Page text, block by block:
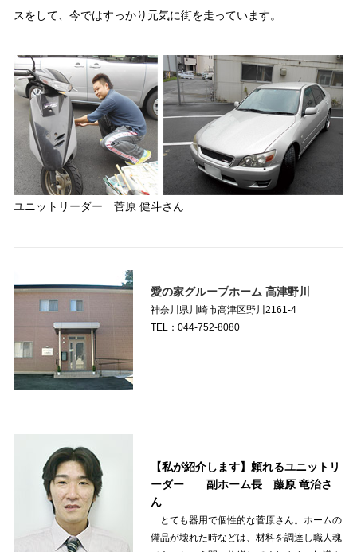
スをして、今ではすっかり元気に街を走っています。
ユニットリーダー 菅原 健斗さん
愛の家グループホーム 高津野川
神奈川県川崎市高津区野川2161-4
TEL：044-752-8080
【私が紹介します】頼れるユニットリ
ーダー 副ホーム長 藤原 竜治さ
ん
とても器用で個性的な菅原さん。ホームの
備品が壊れた時などは、材料を調達し職人魂